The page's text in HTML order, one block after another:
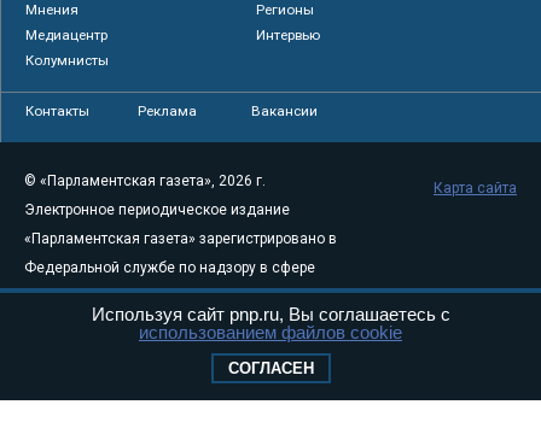
Мнения
Регионы
Медиацентр
Интервью
Колумнисты
Контакты Реклама Вакансии
© «Парламентская газета», 2026 г.
Электронное периодическое издание
«Парламентская газета» зарегистрировано в
Федеральной службе по надзору в сфере
связи, информационных технологий и
массовых коммуникаций (Роскомнадзор) 05
Свидетельство о регистрации Эл № ФС77-
Карта сайта
Используя сайт pnp.ru, Вы соглашаетесь с
использованием файлов cookie
СОГЛАСЕН